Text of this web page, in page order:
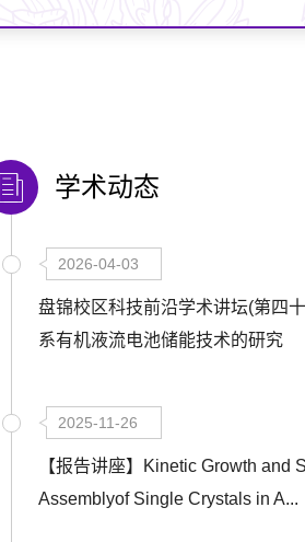
学术动态
2026-04-03
盘锦校区科技前沿学术讲坛(第四
系有机液流电池储能技术的研究
2025-11-26
【报告讲座】Kinetic Growth and
Assemblyof Single Crystals in A...